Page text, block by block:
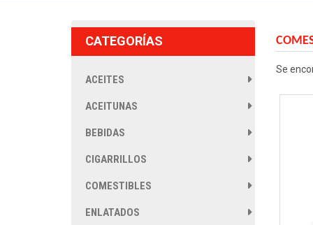
CATEGORÍAS
ACEITES
ACEITUNAS
BEBIDAS
CIGARRILLOS
COMESTIBLES
ENLATADOS
Se